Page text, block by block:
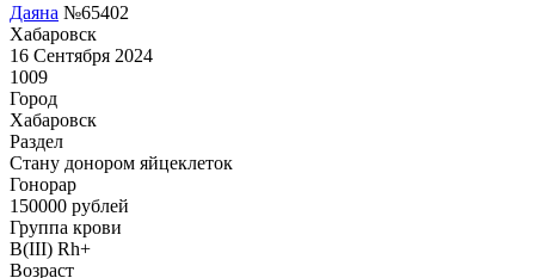
Даяна №65402
Хабаровск
16 Сентября 2024
1009
Город
Хабаровск
Раздел
Стану донором яйцеклеток
Гонoрар
150000 рублей
Группа крови
B(III) Rh+
Возраст